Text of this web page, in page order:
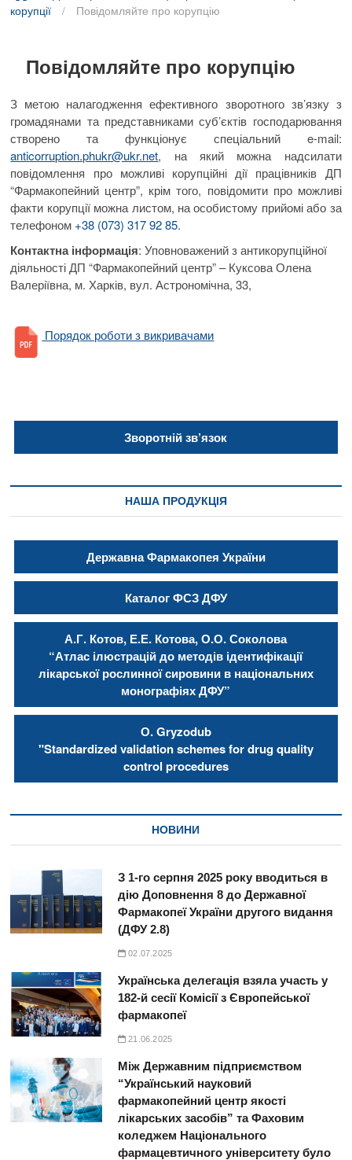
корупції
/ Повідомляйте про корупцію
Повідомляйте про корупцію
З метою налагодження ефективного зворотного зв’язку з
громадянами та представниками суб’єктів господарювання
створено та функціонує спеціальний e-mail:
anticorruption.phukr@ukr.net, на який можна надсилати
повідомлення про можливі корупційні дії працівників ДП
“Фармакопейний центр”, крім того, повідомити про можливі
факти корупції можна листом, на особистому прийомі або за
телефоном +38 (073) 317 92 85.
Контактна інформація: Уповноважений з антикорупційної
діяльності ДП “Фармакопейний центр” – Куксова Олена
Валеріївна, м. Харків, вул. Астрономічна, 33,
Порядок роботи з викривачами
Зворотній зв’язок
НАША ПРОДУКЦІЯ
Державна Фармакопея України
Каталог ФСЗ ДФУ
А.Г. Котов, Е.Е. Котова, О.О. Соколова
“Атлас ілюстрацій до методів ідентифікації
лікарської рослинної сировини в національних
монографіях ДФУ”
О. Gryzodub
"Standardized validation schemes for drug quality
control procedures
НОВИНИ
З 1-го серпня 2025 року вводиться в
дію Доповнення 8 до Державної
Фармакопеї України другого видання
(ДФУ 2.8)
02.07.2025
Українська делегація взяла участь у
182-й сесії Комісії з Європейської
фармакопеї
21.06.2025
Між Державним підприємством
“Український науковий
фармакопейний центр якості
лікарських засобів” та Фаховим
коледжем Національного
фармацевтичного університету було